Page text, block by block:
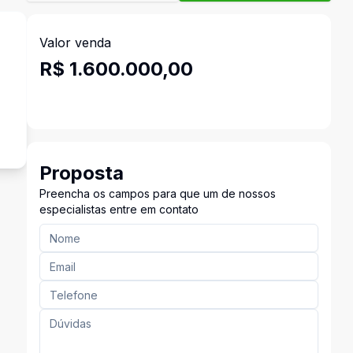
Valor venda
R$ 1.600.000,00
Proposta
Preencha os campos para que um de nossos
especialistas entre em contato